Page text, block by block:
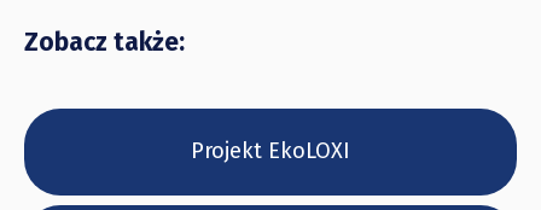
Zobacz także:
Projekt EkoLOXI